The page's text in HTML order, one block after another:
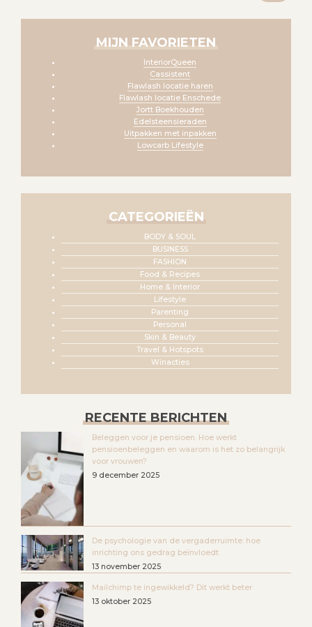
MIJN FAVORIETEN
InteriorQueen
Cassistent
Flawlash locatie haren
Flawlash locatie Enschede
Jortt Boekhouden
Edelsteensieraden
Uitpakken met inpakken
Lowcarb Lifestyle
CATEGORIEËN
BODY & SOUL
BUSINESS
FASHION
Food & Recipes
Home & Interior
Lifestyle
Parenting
Personal
Skin & Beauty
Travel & Hotspots
Winacties
RECENTE BERICHTEN
Beleggen voor je pensioen. Hoe werkt
pensioenbeleggen en waarom is het zo belangrijk
voor vrouwen?
9 december 2025
De psychologie van de vergaderruimte: hoe
inrichting ons gedrag beïnvloedt
13 november 2025
Mailchimp te ingewikkeld? Dit werkt beter
13 oktober 2025